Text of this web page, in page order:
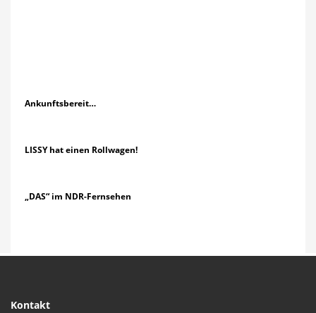
Ankunftsbereit…
LISSY hat einen Rollwagen!
„DAS“ im NDR-Fernsehen
Kontakt